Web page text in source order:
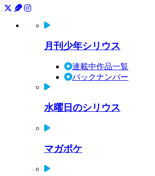
月刊少年シリウス
連載中作品一覧
バックナンバー
水曜日のシリウス
マガポケ